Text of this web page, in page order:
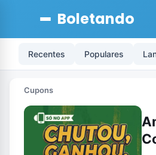
Boletando
Recentes Populares
Cupons